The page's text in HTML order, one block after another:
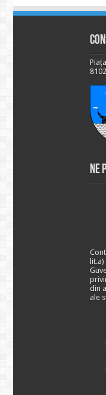
Ne
din
ale